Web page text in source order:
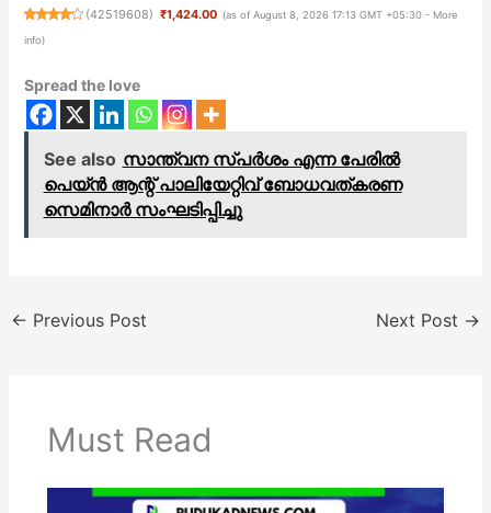
(42519608) ₹1,424.00 (as of August 8, 2026 17:13 GMT +05:30 - More
info)
Spread the love
See also സാന്ത്വന സ്പർശം എന്ന പേരിൽ
പെയ്ൻ ആന്റ് പാലിയേറ്റിവ് ബോധവത്കരണ
സെമിനാർ സംഘടിപ്പിച്ചു
← Previous Post Next Post →
Must Read